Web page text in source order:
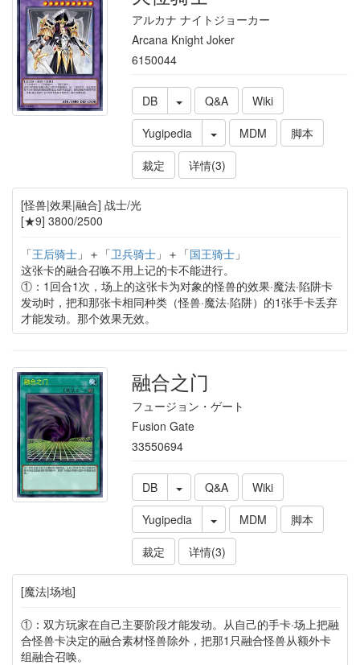
アルカナ ナイトジョーカー
Arcana Knight Joker
6150044
DB Q&A
Wiki
Yugipedia
MDM
脚本
裁定
详情(3)
[怪兽|效果|融合] 战士/光
[★9] 3800/2500
「王后骑士」＋「卫兵骑士」＋「国王骑士」
这张卡的融合召唤不用上记的卡不能进行。
①：1回合1次，场上的这张卡为对象的怪兽的效果·魔法·陷阱卡
发动时，把和那张卡相同种类（怪兽·魔法·陷阱）的1张手卡丢弃
才能发动。那个效果无效。
融合之门
フュージョン・ゲート
Fusion Gate
33550694
DB Q&A
Wiki
Yugipedia
MDM
脚本
裁定
详情(3)
[魔法|场地]
①：双方玩家在自己主要阶段才能发动。从自己的手卡·场上把融
合怪兽卡决定的融合素材怪兽除外，把那1只融合怪兽从额外卡
组融合召唤。